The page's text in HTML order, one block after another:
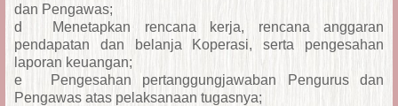
dan Pengawas;
d
Menetapkan rencana kerja, rencana anggaran
pendapatan dan belanja Koperasi, serta pengesahan
laporan keuangan;
e
Pengesahan pertanggungjawaban Pengurus dan
Pengawas atas pelaksanaan tugasnya;